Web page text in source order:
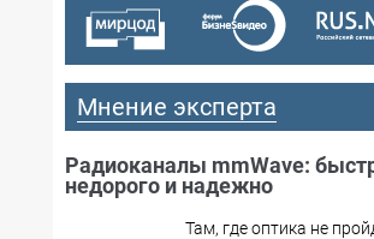
Мнение эксперта
Радиоканалы mmWave:
недорого и надежно
Там, где оптика не